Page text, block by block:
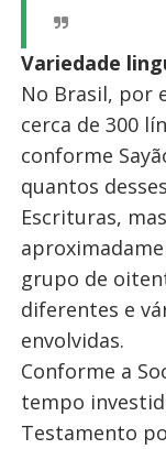
Variedade
No Brasil, por
cerca de 300
conforme
quantos
Escrituras,
grupo de
diferentes e
envolvidas.
Conforme a
tempo
Testamento